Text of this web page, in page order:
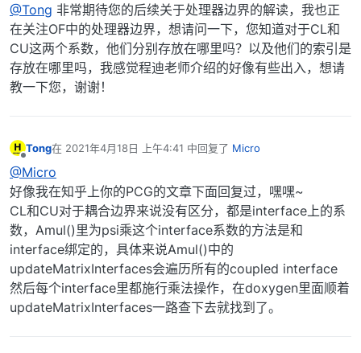
@Tong 非常期待您的后续关于处理器边界的解读，我也正
在关注OF中的处理器边界，想请问一下，您知道对于CL和
CU这两个系数，他们分别存放在哪里吗？以及他们的索引是
存放在哪里吗，我感觉程迪老师介绍的好像有些出入，想请
教一下您，谢谢！
Tong在 2021年4月18日 上午4:41 中回复了 Micro
最后由 编辑
@Micro
好像我在知乎上你的PCG的文章下面回复过，嘿嘿~
CL和CU对于耦合边界来说没有区分，都是interface上的系
数，Amul()里为psi乘这个interface系数的方法是和
interface绑定的，具体来说Amul()中的
updateMatrixInterfaces会遍历所有的coupled interface
然后每个interface里都施行乘法操作，在doxygen里面顺着
updateMatrixInterfaces一路查下去就找到了。